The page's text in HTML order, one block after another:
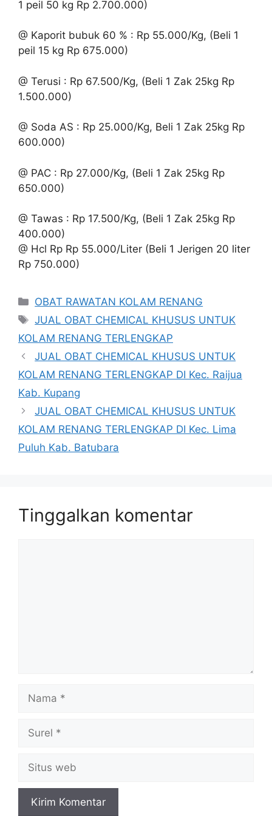
1 peil 50 kg Rp 2.700.000)
@ Kaporit bubuk 60 % : Rp 55.000/Kg, (Beli 1
peil 15 kg Rp 675.000)
@ Terusi : Rp 67.500/Kg, (Beli 1 Zak 25kg Rp
1.500.000)
@ Soda AS : Rp 25.000/Kg, Beli 1 Zak 25kg Rp
600.000)
@ PAC : Rp 27.000/Kg, (Beli 1 Zak 25kg Rp
650.000)
@ Tawas : Rp 17.500/Kg, (Beli 1 Zak 25kg Rp
400.000)
@ Hcl Rp Rp 55.000/Liter (Beli 1 Jerigen 20 liter
Rp 750.000)
Kategori
OBAT RAWATAN KOLAM RENANG
Tag
JUAL OBAT CHEMICAL KHUSUS UNTUK
KOLAM RENANG TERLENGKAP
JUAL OBAT CHEMICAL KHUSUS UNTUK
KOLAM RENANG TERLENGKAP DI Kec. Raijua
Kab. Kupang
JUAL OBAT CHEMICAL KHUSUS UNTUK
KOLAM RENANG TERLENGKAP DI Kec. Lima
Puluh Kab. Batubara
Tinggalkan komentar
Nama
Surel
Situs
web